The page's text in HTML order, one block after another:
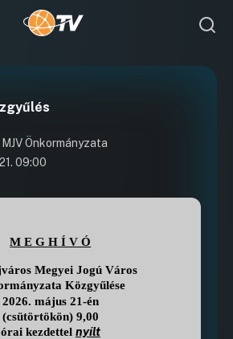
Önkormányzata
09:00
M E G H Í V Ó
Megyei Jogú Város
Közgyűlése
2026. május 21-én
(csütörtökön) 9,00
órai kezdettel nyílt